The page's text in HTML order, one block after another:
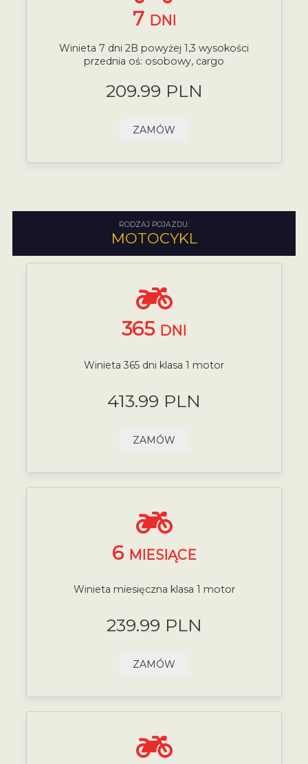
7 DNI
Winieta 7 dni 2B powyżej 1,3 wysokości
przednia oś: osobowy, cargo
209.99 PLN
ZAMÓW
RODZAJ POJAZDU:
MOTOCYKL
365 DNI
Winieta 365 dni klasa 1 motor
413.99 PLN
ZAMÓW
6 MIESIĄCE
Winieta miesięczna klasa 1 motor
239.99 PLN
ZAMÓW